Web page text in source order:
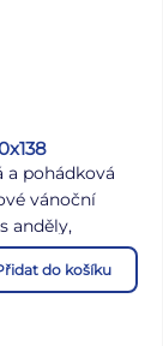
a pohádková
vánoční
anděly,
dodají
do košíku